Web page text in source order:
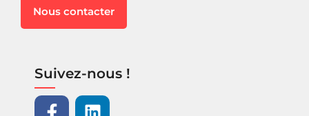
Nous contacter
Suivez-nous !